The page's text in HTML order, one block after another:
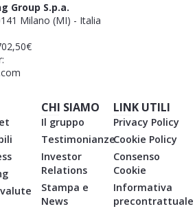
Group S.p.a.
Milano (MI) - Italia
CHI SIAMO
Il gruppo
Testimonianze
Investor
Relations
Stampa e
News
LINK UTILI
Privacy Policy
Cookie Policy
Consenso
Cookie
Informativa
precontrattuale